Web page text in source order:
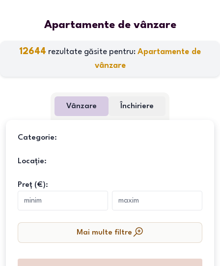
Apartamente de vânzare
12644 rezultate găsite pentru: Apartamente de
vânzare
Vânzare Închiriere
Categorie:
Locație:
Preț (€):
Mai multe filtre